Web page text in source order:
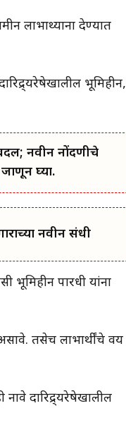
लाभार्थ्यांना देण्यात
भूमिहीन,
बदल; नवीन नोंदणीचे
घ्या.
नवीन संधी
भूमिहीन पारधी यांना
तसेच लाभार्थींचे वय
नावे दारिद्र्यरेषेखालील